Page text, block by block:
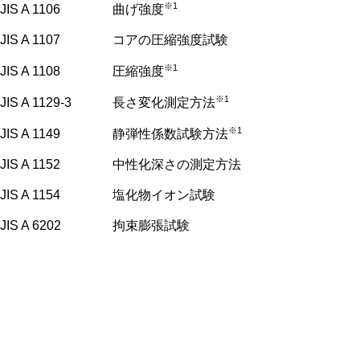
JIS A 1106 曲げ強度※1
JIS A 1107 コアの圧縮強度試験
JIS A 1108 圧縮強度※1
JIS A 1129-3 長さ変化測定方法※1
JIS A 1149 静弾性係数試験方法※1
JIS A 1152 中性化深さの測定方法
JIS A 1154 塩化物イオン試験
JIS A 6202 拘束膨張試験